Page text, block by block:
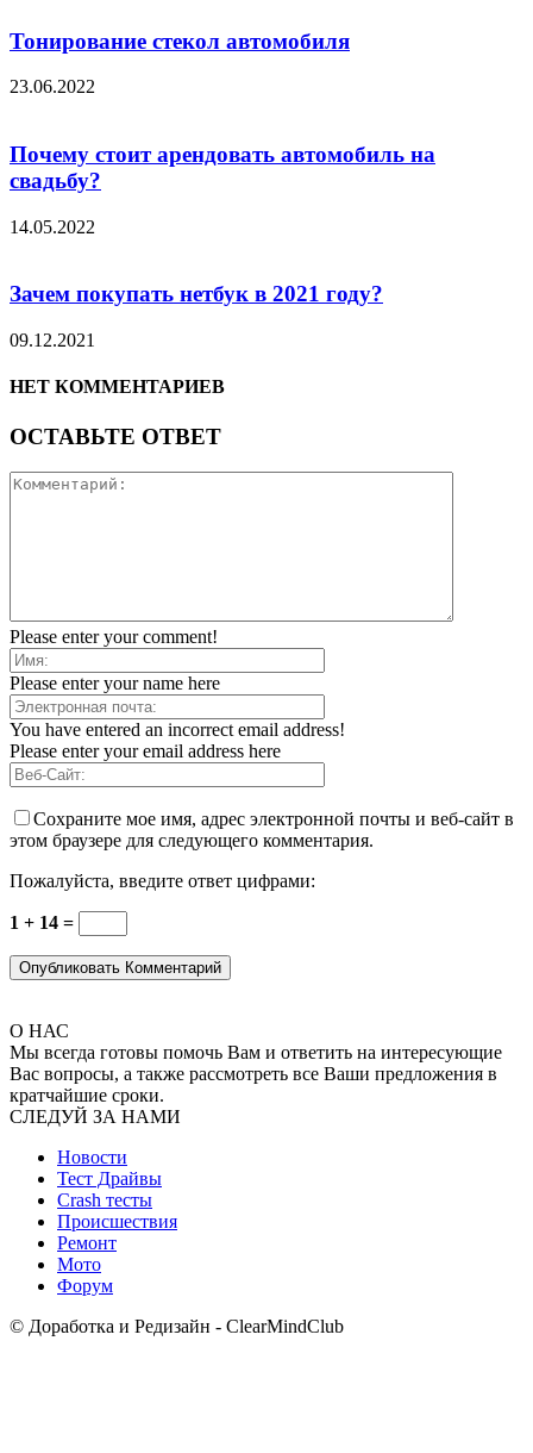
Тонирование стекол автомобиля
23.06.2022
Почему стоит арендовать автомобиль на
свадьбу?
14.05.2022
Зачем покупать нетбук в 2021 году?
09.12.2021
НЕТ КОММЕНТАРИЕВ
ОСТАВЬТЕ ОТВЕТ
Please enter your comment!
Please enter your name here
You have entered an incorrect email address!
Please enter your email address here
Сохраните мое имя, адрес электронной почты и веб-сайт в
этом браузере для следующего комментария.
Пожалуйста, введите ответ цифрами:
1 + 14 =
О НАС
Мы всегда готовы помочь Вам и ответить на интересующие
Вас вопросы, а также рассмотреть все Ваши предложения в
кратчайшие сроки.
СЛЕДУЙ ЗА НАМИ
Новости
Тест Драйвы
Crash тесты
Происшествия
Ремонт
Мото
Форум
© Доработка и Редизайн - ClearMindClub